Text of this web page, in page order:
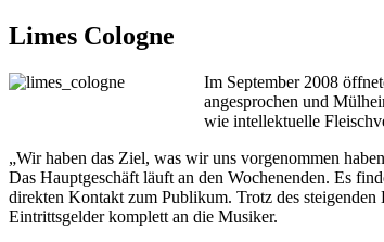
Limes Cologne
Im September 2008
angesprochen und
wie intellektuelle
„Wir haben das Ziel, was wir uns vorgenommen
Das Hauptgeschäft läuft an den Wochenenden. Es
direkten Kontakt zum Publikum. Trotz des
Eintrittsgelder komplett an die Musiker.